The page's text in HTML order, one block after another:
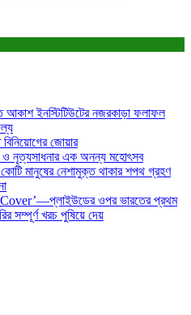
ইনস্টিটিউটের নজরকাড়া ফলাফল
জোয়ার
নৃত্যসাধনার এক অনন্য মহোৎসব
মানুষের নেশামুক্ত থাকার শপথ গ্রহণ
ওপর ভারতের প্রথম
সম্পূর্ণ খরচ পুষিয়ে দেয়